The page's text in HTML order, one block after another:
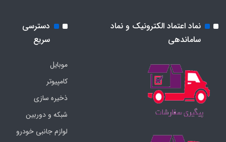
نماد اعتماد الکترونیک و نماد
ساماندهی
دسترسی
سریع
موبایل
کامپیوتر
ذخیره سازی
شبکه و دوربین
لوازم جانبی خودرو